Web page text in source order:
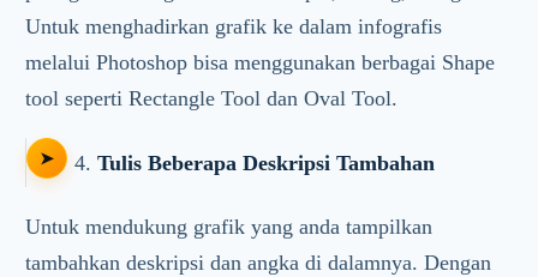
Untuk menghadirkan grafik ke dalam infografis
melalui Photoshop bisa menggunakan berbagai Shape
tool seperti Rectangle Tool dan Oval Tool.
4. Tulis Beberapa Deskripsi Tambahan
Untuk mendukung grafik yang anda tampilkan
tambahkan deskripsi dan angka di dalamnya. Dengan